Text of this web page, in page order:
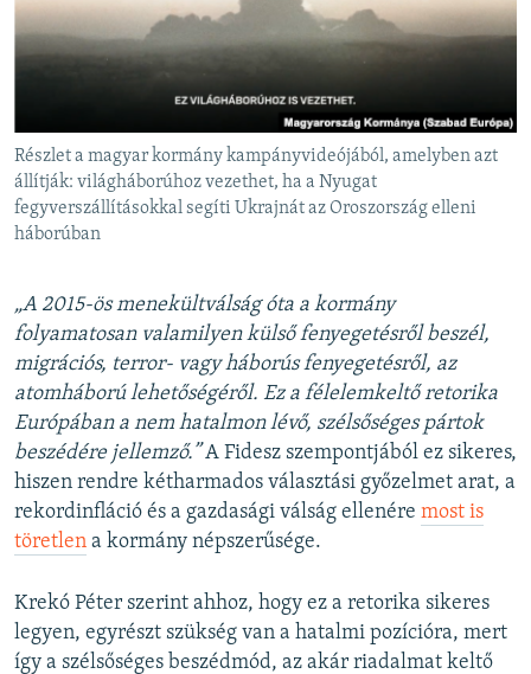
Részlet a magyar kormány kampányvideójából, amelyben azt
állítják: világháborúhoz vezethet, ha a Nyugat
fegyverszállításokkal segíti Ukrajnát az Oroszország elleni
háborúban
„A 2015-ös menekültválság óta a kormány
folyamatosan valamilyen külső fenyegetésről beszél,
migrációs, terror- vagy háborús fenyegetésről, az
atomháború lehetőségéről. Ez a félelemkeltő retorika
Európában a nem hatalmon lévő, szélsőséges pártok
beszédére jellemző.”A Fidesz szempontjából ez sikeres,
hiszen rendre kétharmados választási győzelmet arat, a
rekordinfláció és a gazdasági válság ellenére most is
töretlen a kormány népszerűsége.
Krekó Péter szerint ahhoz, hogy ez a retorika sikeres
legyen, egyrészt szükség van a hatalmi pozícióra, mert
így a szélsőséges beszédmód, az akár riadalmat keltő